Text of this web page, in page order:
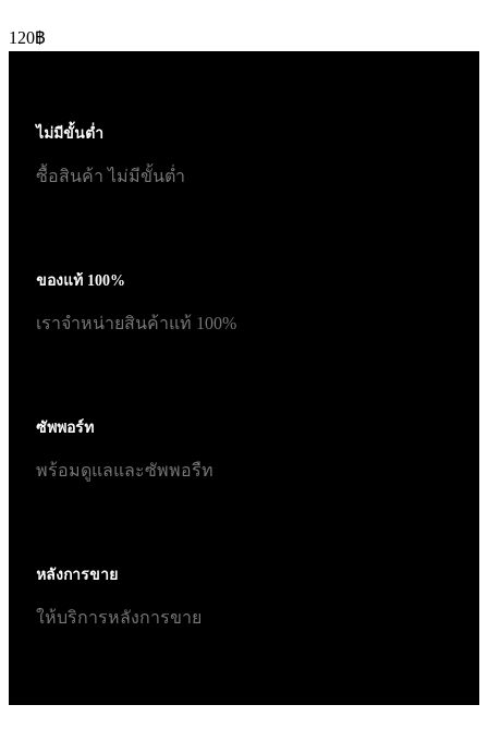
120฿
ไม่มีขั้นต่ำ
ซื้อสินค้า ไม่มีขั้นต่ำ
ของแท้ 100%
เราจำหน่ายสินค้าแท้ 100%
ซัพพอร์ท
พร้อมดูแลและซัพพอรืท
หลังการขาย
ให้บริการหลังการขาย